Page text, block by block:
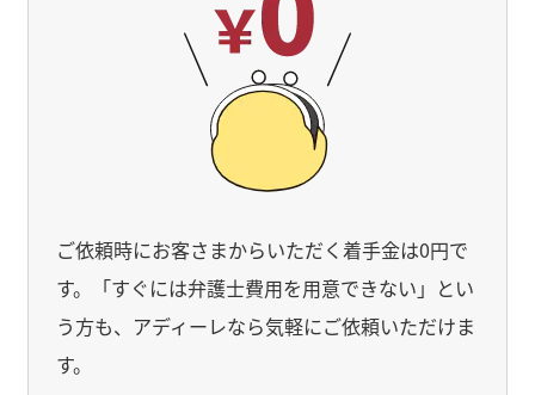
ご依頼時にお客さまからいただく着手金は0円で
す。「すぐには弁護士費用を用意できない」とい
う方も、アディーレなら気軽にご依頼いただけま
す。